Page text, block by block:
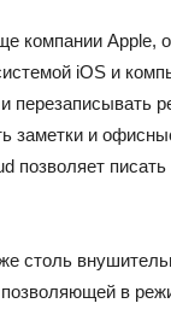
компании
iOS и
перезаписывать
заметки и
позволяет
столь
в